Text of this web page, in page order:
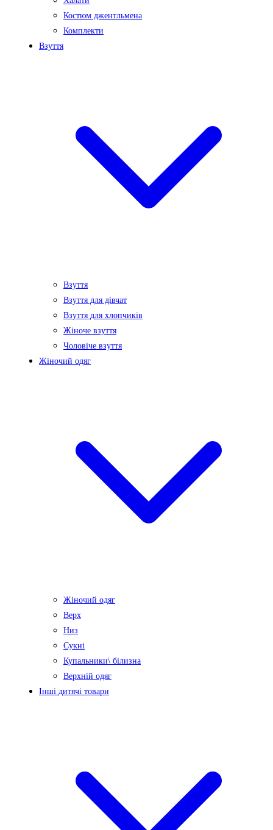
Костюм джентльмена
Комплекти
Взуття
Взуття
Взуття для дівчат
Взуття для хлопчиків
Жіноче взуття
Чоловіче взуття
Жіночий одяг
Жіночий одяг
Верх
Низ
Сукні
Купальники\ білизна
Верхній одяг
Інші дитячі товари